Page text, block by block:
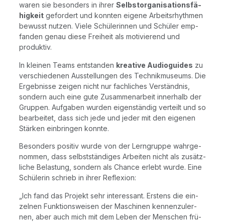
waren sie beson­ders in ihrer Selbst­or­ga­ni­sa­ti­ons­fä­
hig­keit gefor­dert und konn­ten eige­ne Arbeits­rhyth­men
bewusst nut­zen. Vie­le Schü­le­rin­nen und Schü­ler emp­
fan­den genau die­se Frei­heit als moti­vie­rend und
produktiv.
In klei­nen Teams ent­stan­den krea­ti­ve Audio­gui­des zu
ver­schie­de­nen Aus­stel­lun­gen des Tech­nik­mu­se­ums. Die
Ergeb­nis­se zei­gen nicht nur fach­li­ches Ver­ständ­nis,
son­dern auch eine gute Zusam­men­ar­beit inner­halb der
Grup­pen. Auf­ga­ben wur­den eigen­stän­dig ver­teilt und so
bear­bei­tet, dass sich jede und jeder mit den eige­nen
Stär­ken ein­brin­gen konnte.
Beson­ders posi­tiv wur­de von der Lern­grup­pe wahr­ge­
nom­men, dass selbst­stän­di­ges Arbei­ten nicht als zusätz­
li­che Belas­tung, son­dern als Chan­ce erlebt wur­de. Eine
Schü­le­rin schrieb in ihrer Reflexion:
„Ich fand das Pro­jekt sehr inter­es­sant. Ers­tens die ein­
zel­nen Funk­ti­ons­wei­sen der Maschi­nen ken­nen­zu­ler­
nen, aber auch mich mit dem Leben der Men­schen frü­